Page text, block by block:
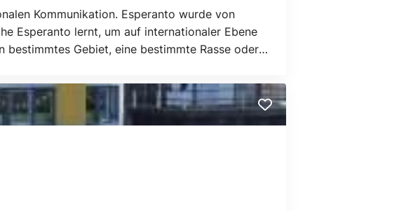
Kommunikation. Esperanto wurde von
Esperanto lernt, um auf internationaler Ebene
Gebiet, eine bestimmte Rasse oder